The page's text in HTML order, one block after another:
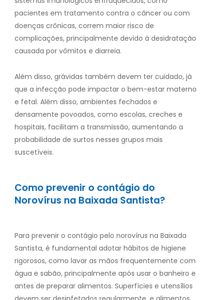
pacientes em tratamento contra o câncer ou com
doenças crônicas, correm maior risco de
complicações, principalmente devido à desidratação
causada por vômitos e diarreia.
Além disso, grávidas também devem ter cuidado, já
que a infecção pode impactar o bem-estar materno
e fetal. Além disso, ambientes fechados e
densamente povoados, como escolas, creches e
hospitais, facilitam a transmissão, aumentando a
probabilidade de surtos nesses grupos mais
suscetíveis.
Como prevenir o contágio do
Norovírus na Baixada Santista?
Para prevenir o contágio pelo norovírus na Baixada
Santista, é fundamental adotar hábitos de higiene
rigorosos, como lavar as mãos frequentemente com
água e sabão, principalmente após usar o banheiro e
antes de preparar alimentos. Superfícies e utensílios